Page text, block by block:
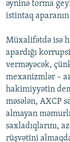
əyninə forma
istintaq aparanın
Müxalifətdə isə
apardığı
verməyəcək,
mexanizmlər –
hakimiyyətin
məsələn, AXCP
almayan
saxladıqlarını,
rüşvətini